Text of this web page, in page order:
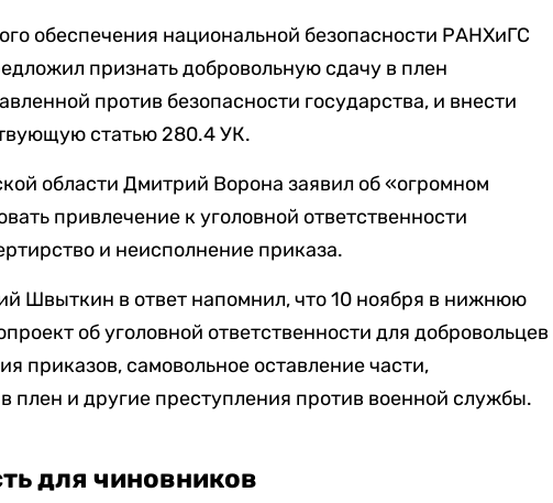
обеспечения национальной безопасности РАНХиГС
признать добровольную сдачу в плен
против безопасности государства, и внести
статью 280.4 УК.
области Дмитрий Ворона заявил об «огромном
привлечение к уголовной ответственности
и неисполнение приказа.
Швыткин в ответ напомнил, что 10 ноября в нижнюю
об уголовной ответственности для добровольцев
приказов, самовольное оставление части,
плен и другие преступления против военной службы.
для чиновников